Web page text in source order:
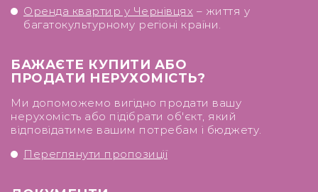
Оренда квартир у Чернівцях – життя у
багатокультурному регіоні країни.
БАЖАЄТЕ КУПИТИ АБО
ПРОДАТИ НЕРУХОМІСТЬ?
Ми допоможемо вигідно продати вашу
нерухомість або підібрати об'єкт, який
відповідатиме вашим потребам і бюджету.
Переглянути пропозиції